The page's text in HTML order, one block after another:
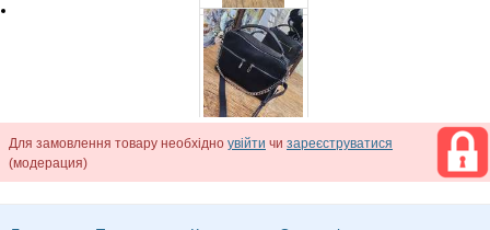
Для замовлення товару необхідно увійти чи зареєструватися
(модерация)